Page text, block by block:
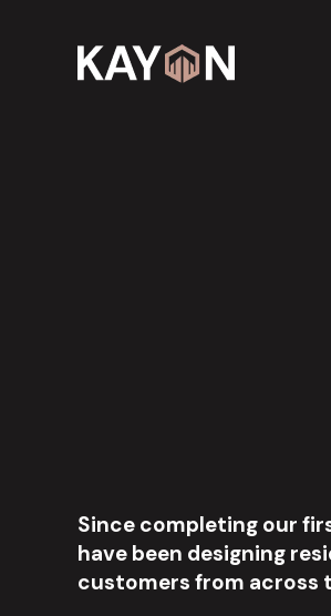
Since completing our fir
have been designing resi
customers from across t